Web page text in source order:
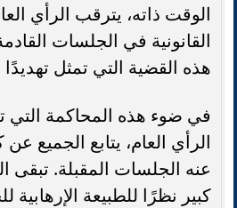
الوقت ذاته، يترقب الرأي
القانونية في الجلسات
هذه القضية التي تمثل
في ضوء هذه المحاكمة التي
الرأي العام، يتابع الجميع
عنه الجلسات المقبلة. تبقى
كبير نظرًا للطبيعة الإرهابية